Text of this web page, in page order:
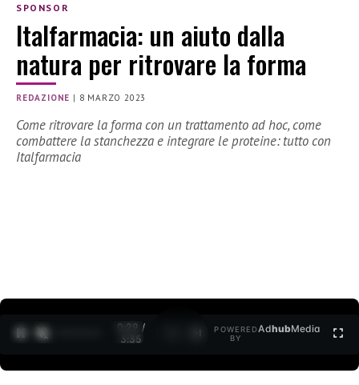
SPONSOR
Italfarmacia: un aiuto dalla
natura per ritrovare la forma
REDAZIONE | 8 MARZO 2023
Come ritrovare la forma con un trattamento ad hoc, come
combattere la stanchezza e integrare le proteine: tutto con
Italfarmacia
0:30 /
3:35
POWERED
BY
AdhubMedia